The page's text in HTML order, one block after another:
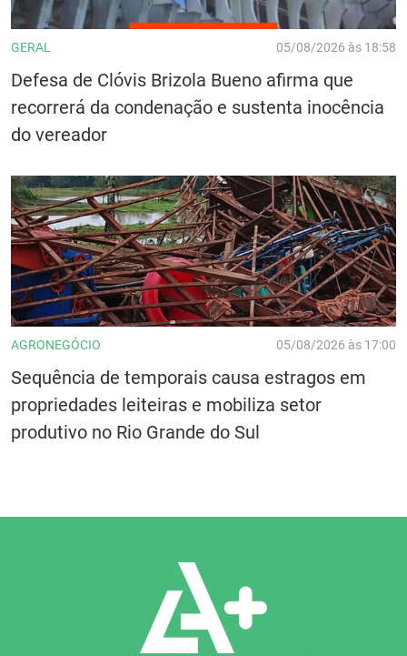
GERAL 05/08/2026 às 18:58
Defesa de Clóvis Brizola Bueno afirma que
recorrerá da condenação e sustenta inocência
do vereador
AGRONEGÓCIO 05/08/2026 às 17:00
Sequência de temporais causa estragos em
propriedades leiteiras e mobiliza setor
produtivo no Rio Grande do Sul